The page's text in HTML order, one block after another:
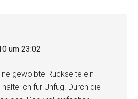
um 23:02
gewölbte Rückseite ein
ich für Unfug. Durch die